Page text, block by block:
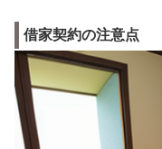
借家契約の注意点